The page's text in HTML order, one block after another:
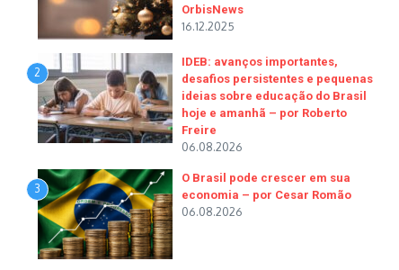
OrbisNews
16.12.2025
2
IDEB: avanços importantes,
desafios persistentes e pequenas
ideias sobre educação do Brasil
hoje e amanhã – por Roberto
Freire
06.08.2026
3
O Brasil pode crescer em sua
economia – por Cesar Romão
06.08.2026